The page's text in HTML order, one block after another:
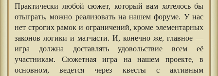
Практически любой сюжет, который вам хотелось бы
отыграть, можно реализовать на нашем форуме. У нас
нет строгих рамок и ограничений, кроме элементарных
законов логики и матчасти. И, конечно же, главное —
игра должна доставлять удовольствие всем её
участникам. Сюжетная игра на нашем проекте, в
основном, ведется через квесты с активным